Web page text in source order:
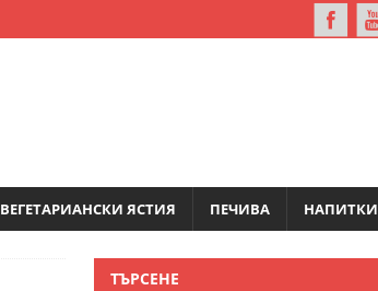
ВЕГЕТАРИАНСКИ ЯСТИЯ ПЕЧИВА НАПИТКИ
ТЪРСЕНЕ